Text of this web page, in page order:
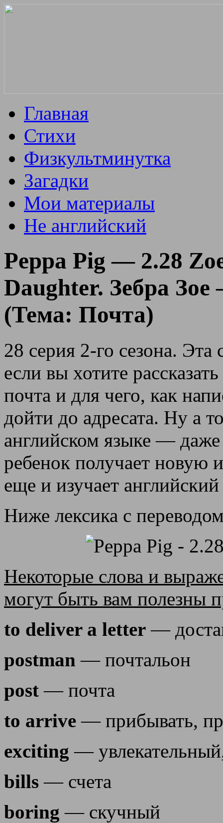
Главная
Стихи
Физкультминутка
Загадки
Мои материалы
Не английский
Peppa Pig — 2.28
Daughter. Зебра
(Тема: Почта)
28 серия 2-го сезона. Эта
если вы хотите
почта и для чего, как
дойти до адресата. Ну а
английском языке —
ребенок получает новую
еще и изучает
Ниже лексика с
Некоторые слова и
могут быть вам полезны
to deliver a letter —
postman — почтальон
post — почта
to arrive — прибывать,
exciting —
bills — счета
boring — скучный